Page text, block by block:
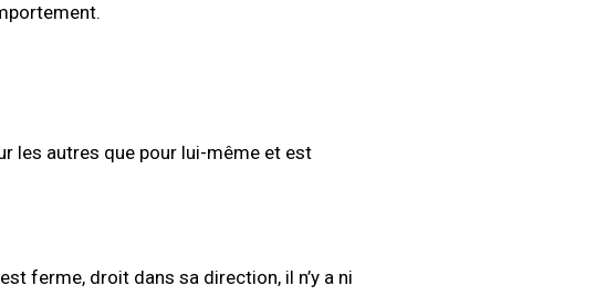
les autres que pour lui-même et est
ferme, droit dans sa direction, il n’y a ni